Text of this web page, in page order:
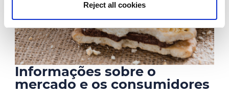
Reject all cookies
Informações sobre o
mercado e os consumidores